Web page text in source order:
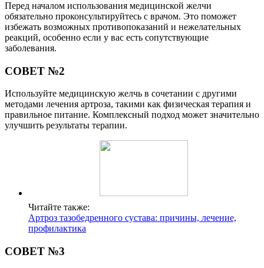
Перед началом использования медицинской желчи
обязательно проконсультируйтесь с врачом. Это поможет
избежать возможных противопоказаний и нежелательных
реакций, особенно если у вас есть сопутствующие
заболевания.
СОВЕТ №2
Используйте медицинскую желчь в сочетании с другими
методами лечения артроза, такими как физическая терапия и
правильное питание. Комплексный подход может значительно
улучшить результаты терапии.
Читайте также:
Артроз тазобедренного сустава: причины, лечение,
профилактика
СОВЕТ №3